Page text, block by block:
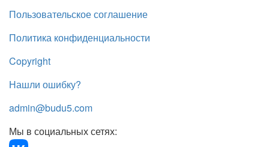
Пользовательское соглашение
Политика конфиденциальности
Copyright
Нашли ошибку?
admin@budu5.com
Мы в социальных сетях: